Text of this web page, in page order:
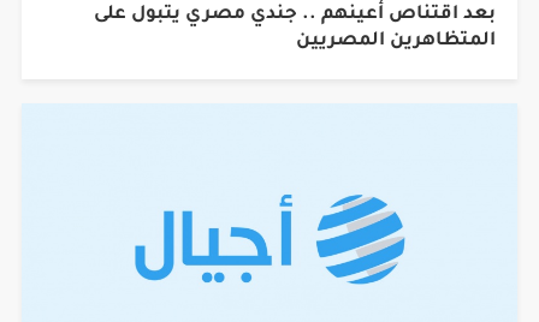
بعد اقتناص أعينهم .. جندي مصري يتبول على
المتظاهرين المصريين